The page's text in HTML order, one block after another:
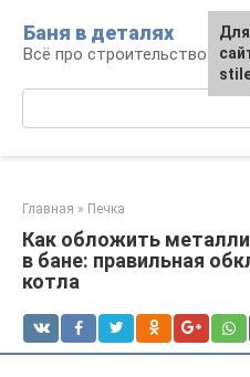
контенту
Баня в деталях
Всё про строительство и
Главная » Печка
Как обложить
в бане: правильная
котла